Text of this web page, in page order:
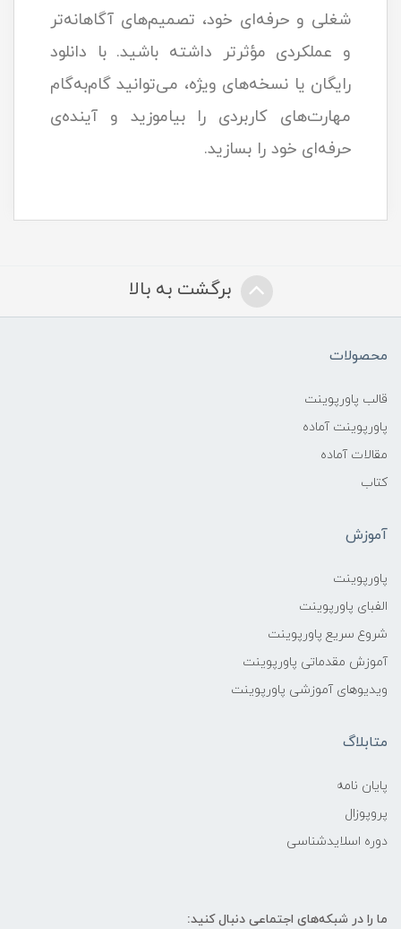
شغلی و حرفه‌ای خود، تصمیم‌های آگاهانه‌تر
و عملکردی مؤثرتر داشته باشید. با دانلود
رایگان یا نسخه‌های ویژه، می‌توانید گام‌به‌گام
مهارت‌های کاربردی را بیاموزید و آینده‌ی
حرفه‌ای خود را بسازید.
برگشت به بالا
محصولات
قالب پاورپوینت
پاورپوینت آماده
مقالات آماده
کتاب
آموزش
پاورپوینت
الفبای پاورپوینت
شروع سریع پاورپوینت
آموزش مقدماتی پاورپوینت
ویدیوهای آموزشی پاورپوینت
متابلاگ
پایان نامه
پروپوزال
دوره اسلایدشناسی
ما را در شبکه‌های اجتماعی دنبال کنید: